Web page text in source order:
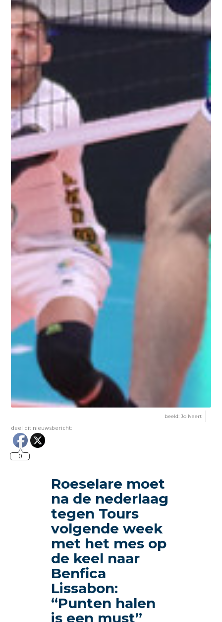
beeld: Jo Naert
deel dit nieuwsbericht:
0
Roeselare moet
na de nederlaag
tegen Tours
volgende week
met het mes op
de keel naar
Benfica
Lissabon:
“Punten halen
is een must”